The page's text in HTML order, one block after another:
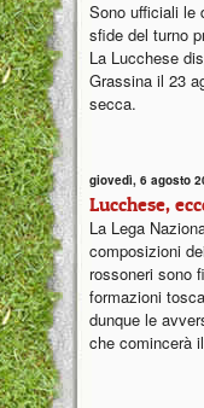
Sono ufficiali le
sfide del turno
La Lucchese
Grassina il 23
secca.
giovedì, 6 agosto
Lucchese,
La Lega
composizioni
rossoneri sono
formazioni
dunque le
che comincerà